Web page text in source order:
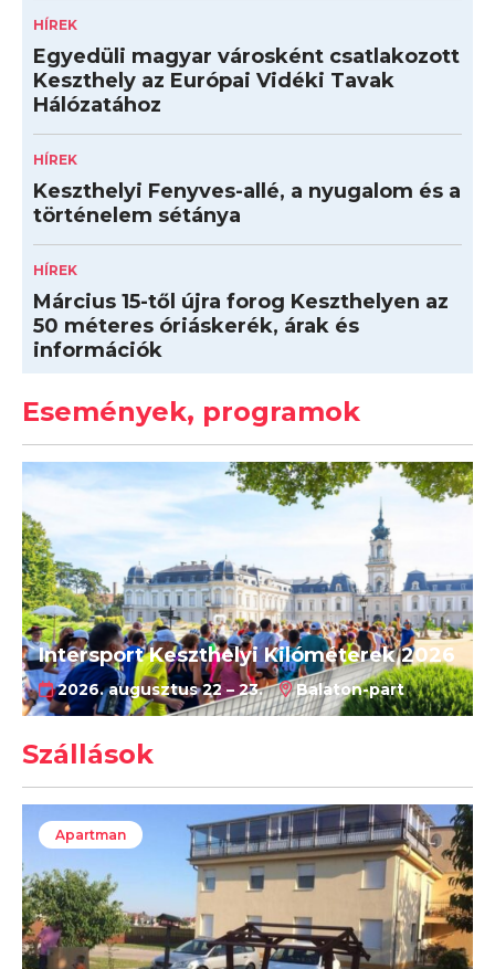
HÍREK
Egyedüli magyar városként csatlakozott
Keszthely az Európai Vidéki Tavak
Hálózatához
HÍREK
Keszthelyi Fenyves-allé, a nyugalom és a
történelem sétánya
HÍREK
Március 15-től újra forog Keszthelyen az
50 méteres óriáskerék, árak és
információk
Események, programok
Intersport Keszthelyi Kilóméterek 2026
2026. augusztus 22 – 23. Balaton-part
Szállások
Apartman